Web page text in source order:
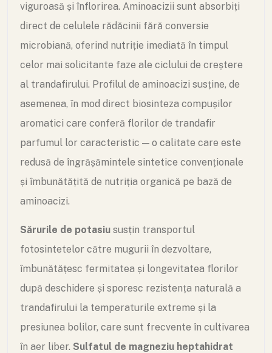
viguroasă și înflorirea. Aminoacizii sunt absorbiți
direct de celulele rădăcinii fără conversie
microbiană, oferind nutriție imediată în timpul
celor mai solicitante faze ale ciclului de creștere
al trandafirului. Profilul de aminoacizi susține, de
asemenea, în mod direct biosinteza compușilor
aromatici care conferă florilor de trandafir
parfumul lor caracteristic — o calitate care este
redusă de îngrășămintele sintetice convenționale
și îmbunătățită de nutriția organică pe bază de
aminoacizi.
Sărurile de potasiu susțin transportul
fotosintetelor către mugurii în dezvoltare,
îmbunătățesc fermitatea și longevitatea florilor
după deschidere și sporesc rezistența naturală a
trandafirului la temperaturile extreme și la
presiunea bolilor, care sunt frecvente în cultivarea
în aer liber. Sulfatul de magneziu heptahidrat